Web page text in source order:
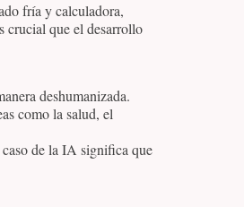
fría y calculadora,
crucial que el desarrollo
deshumanizada.
como la salud, el
de la IA significa que